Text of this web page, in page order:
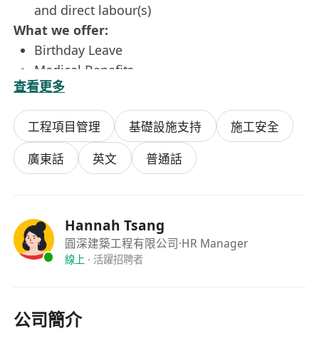
and direct labour(s)
What we offer:
Birthday Leave
Medical Benefits
Discretionary Bonus
Paid Leave
查看更多
工程項目管理 基礎設施支持
施工安全
廣東話
英文 普通話
Hannah Tsang
圓深建築工程有限公司·HR Manager
線上 · 活躍招聘者
公司簡介